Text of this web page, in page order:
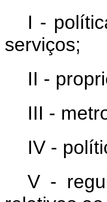
I -
serviços;
II -
III -
IV -
V -